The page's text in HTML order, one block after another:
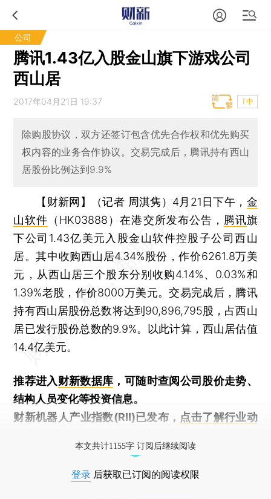
公司
腾讯1.43亿入股金山旗下游戏公司
西山居
2017年04月21日 19:37 T中
除购股协议，双方还签订包含优先合作权和优先购买
权内容的业务合作协议。交易完成后，腾讯持有西山
居股份比例达到9.9%
【财新网】（记者 周淇隽） 4月21日下午， 金
山软件 （HK03888）在港交所发布公告， 腾讯旗
下公司1.43亿美元入股金山软件控股子公司西山
居。其中收购西山居4.34%股份，作价6261.8万美
元，从西山居三个股东分别收购4.14%、0.03%和
1.39%老股，作价8000万美元。交易完成后，腾讯
持有西山居股份总数将达到90,896,795股，占西山
居已发行股份总数的9.9%。以此计算，西山居估值
14.4亿美元。
推荐进入财新数据库 ，可随时查阅公司股价走势、
结构人员变化等投资信息。
财新机器人产业指数(RII)已发布， 点击了解行业动
本文共计1155字 订阅后继续阅读
登录 后获取已订阅的阅读权限